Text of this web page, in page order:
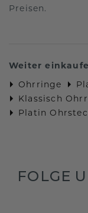
Preisen.
Weiter
Ohrringe
Klassisch
Platin
FOLGE